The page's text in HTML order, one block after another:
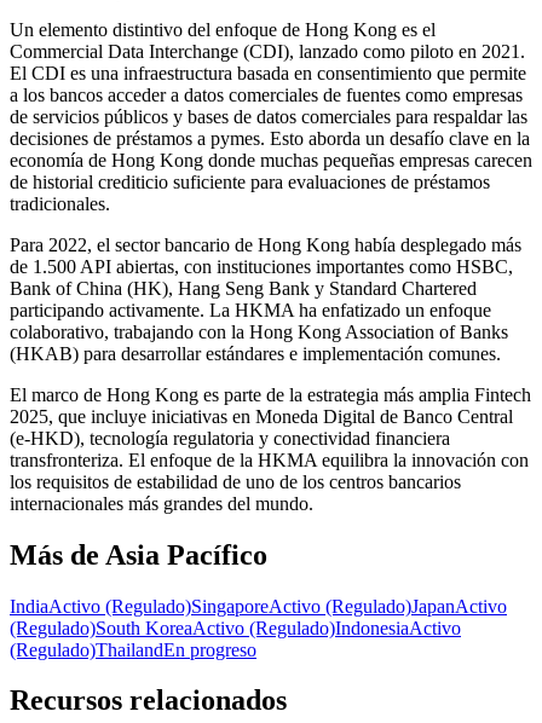
Un elemento distintivo del enfoque de Hong Kong es el
Commercial Data Interchange (CDI), lanzado como piloto en 2021.
El CDI es una infraestructura basada en consentimiento que permite
a los bancos acceder a datos comerciales de fuentes como empresas
de servicios públicos y bases de datos comerciales para respaldar las
decisiones de préstamos a pymes. Esto aborda un desafío clave en la
economía de Hong Kong donde muchas pequeñas empresas carecen
de historial crediticio suficiente para evaluaciones de préstamos
tradicionales.
Para 2022, el sector bancario de Hong Kong había desplegado más
de 1.500 API abiertas, con instituciones importantes como HSBC,
Bank of China (HK), Hang Seng Bank y Standard Chartered
participando activamente. La HKMA ha enfatizado un enfoque
colaborativo, trabajando con la Hong Kong Association of Banks
(HKAB) para desarrollar estándares e implementación comunes.
El marco de Hong Kong es parte de la estrategia más amplia Fintech
2025, que incluye iniciativas en Moneda Digital de Banco Central
(e-HKD), tecnología regulatoria y conectividad financiera
transfronteriza. El enfoque de la HKMA equilibra la innovación con
los requisitos de estabilidad de uno de los centros bancarios
internacionales más grandes del mundo.
Más de Asia Pacífico
IndiaActivo (Regulado)SingaporeActivo (Regulado)JapanActivo
(Regulado)South KoreaActivo (Regulado)IndonesiaActivo
(Regulado)ThailandEn progreso
Recursos relacionados